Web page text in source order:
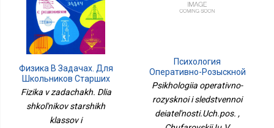
Физика В Задачах. Для
Школьников Старших
Классов И Поступающих
Fizika v zadachakh. Dlia
shkol'nikov starshikh
klassov i
Психология
Оперативно-Розыскной
И Следственной
Деятельности.Уч.пос.
Psikhologiia operativno-
rozysknoi i sledstvennoi
deiatel'nosti.Uch.pos. ,